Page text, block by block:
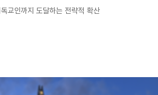
교인까지 도달하는 전략적 확산